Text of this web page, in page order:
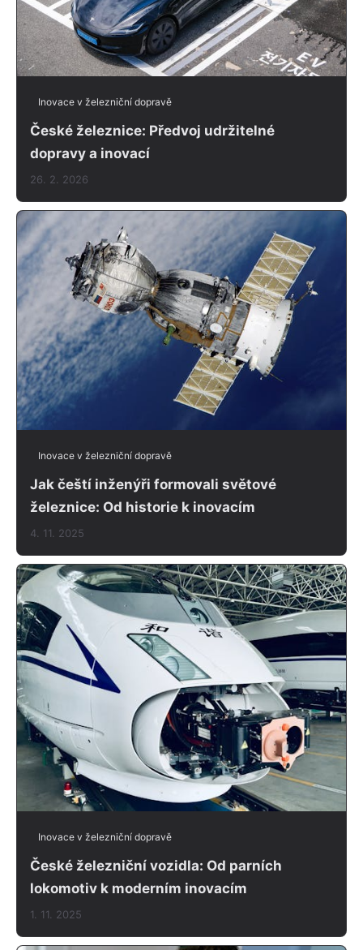
Inovace v železniční dopravě
České železnice: Předvoj udržitelné
dopravy a inovací
26. 2. 2026
Inovace v železniční dopravě
Jak čeští inženýři formovali světové
železnice: Od historie k inovacím
4. 11. 2025
Inovace v železniční dopravě
České železniční vozidla: Od parních
lokomotiv k moderním inovacím
1. 11. 2025